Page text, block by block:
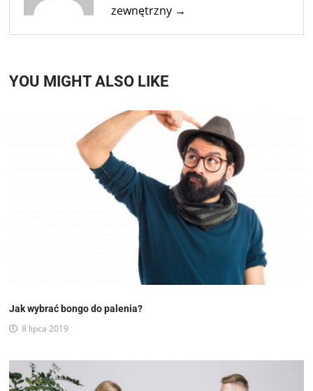
zewnętrzny →
YOU MIGHT ALSO LIKE
Jak wybrać bongo do palenia?
8 lipca 2019